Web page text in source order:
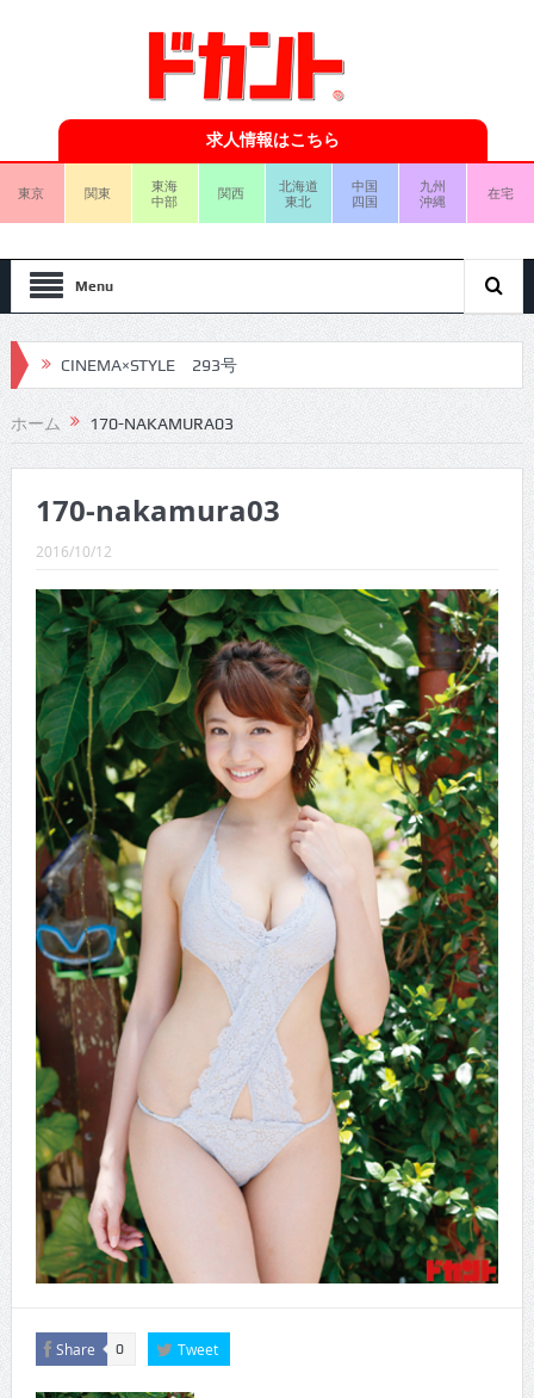
求人情報はこちら
東京 関東
東海
中部
関西
北海道
東北
中国
四国
九州
沖縄
在宅
Menu
CINEMA×STYLE 293号
CINEMA×STYLE 292号
CINEMA×STYLE 291号
CINEMA×STYLE 290号
CINEMA×STYLE 289号
CINEMA×STYLE 288号
CINEMA×STYLE 287号
CINEMA×STYLE 286号
CINEMA×STYLE 285号
CINEMA×STYLE 294号
ホーム 170-NAKAMURA03
170-nakamura03
2016/10/12
Share 0 Tweet